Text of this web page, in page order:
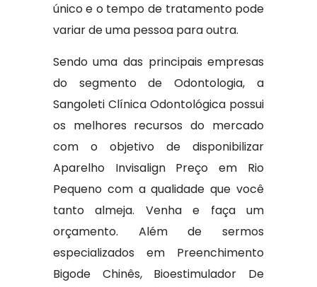
único e o tempo de tratamento pode
variar de uma pessoa para outra.
Sendo uma das principais empresas
do segmento de Odontologia, a
Sangoleti Clínica Odontológica possui
os melhores recursos do mercado
com o objetivo de disponibilizar
Aparelho Invisalign Preço em Rio
Pequeno com a qualidade que você
tanto almeja. Venha e faça um
orçamento. Além de sermos
especializados em Preenchimento
Bigode Chinês, Bioestimulador De